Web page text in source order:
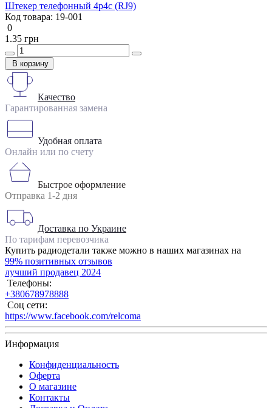
Штекер телефонный 4p4c (RJ9)
Код товара: 19-001
0
1.35 грн
В корзину
Качество
Гарантированная замена
Удобная оплата
Онлайн или по счету
Быстрое оформление
Отправка 1-2 дня
Доставка по Украине
По тарифам перевозчика
Купить радиодетали также можно в наших магазинах на
99% позитивных отзывов
лучший продавец 2024
Телефоны:
+380678978888
Соц сети:
https://www.facebook.com/relcoma
Информация
Конфиденциальность
Оферта
О магазине
Контакты